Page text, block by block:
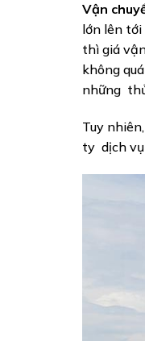
Vận
lớn lên
thì giá
không
những
Tuy
ty dịch vụ